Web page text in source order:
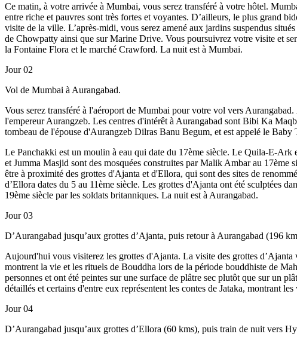
Ce matin, à votre arrivée à Mumbai, vous serez transféré à votre hôtel.
entre riche et pauvres sont très fortes et voyantes. D’ailleurs, le plus grand
visite de la ville. L’après-midi, vous serez amené aux jardins suspendus
de Chowpatty ainsi que sur Marine Drive. Vous poursuivrez votre visite et
la Fontaine Flora et le marché Crawford. La nuit est à Mumbai.
Jour 02
Vol de Mumbai à Aurangabad.
Vous serez transféré à l'aéroport de Mumbai pour votre vol vers
l'empereur Aurangzeb. Les centres d'intérêt à Aurangabad sont Bibi Ka
tombeau de l'épouse d'Aurangzeb Dilras Banu Begum, et est appelé le
Le Panchakki est un moulin à eau qui date du 17ème siècle. Le Quila-E-Ark
et Jumma Masjid sont des mosquées construites par Malik Ambar au 17ème
être à proximité des grottes d'Ajanta et d'Ellora, qui sont des sites de
d’Ellora dates du 5 au 11ème siècle. Les grottes d'Ajanta ont été sculptées
19ème siècle par les soldats britanniques. La nuit est à Aurangabad.
Jour 03
D’Aurangabad jusqu’aux grottes d’Ajanta, puis retour à Aurangabad (196
Aujourd'hui vous visiterez les grottes d'Ajanta. La visite des grottes d’Ajanta
montrent la vie et les rituels de Bouddha lors de la période bouddhiste de
personnes et ont été peintes sur une surface de plâtre sec plutôt que sur un
détaillés et certains d'entre eux représentent les contes de Jataka, montrant
Jour 04
D’Aurangabad jusqu’aux grottes d’Ellora (60 kms), puis train de nuit vers